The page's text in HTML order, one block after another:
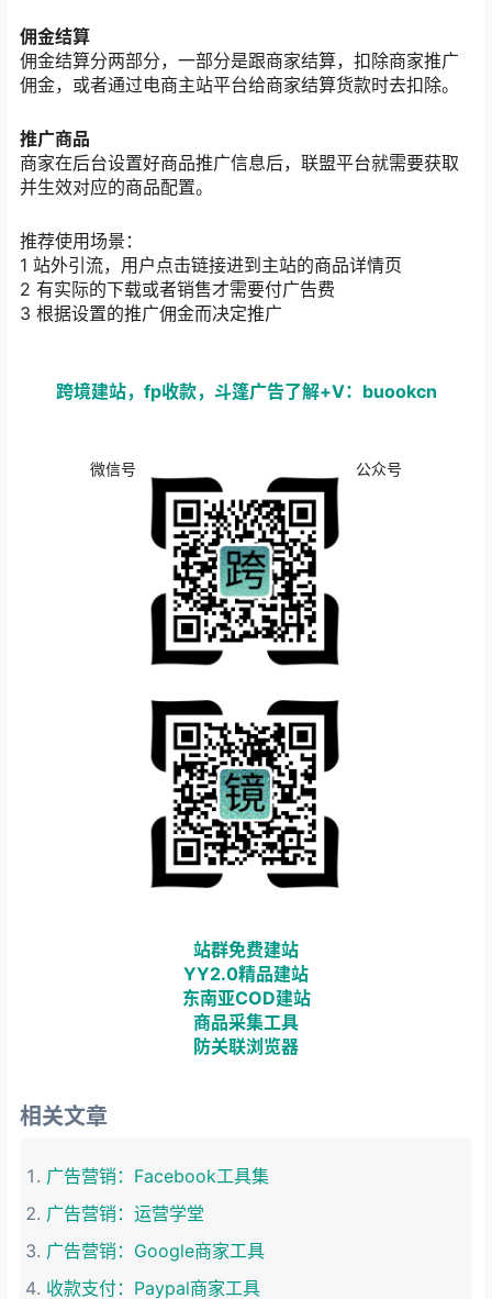
佣金结算
佣金结算分两部分，一部分是跟商家结算，扣除商家推广
佣金，或者通过电商主站平台给商家结算货款时去扣除。
推广商品
商家在后台设置好商品推广信息后，联盟平台就需要获取
并生效对应的商品配置。
推荐使用场景：
1 站外引流，用户点击链接进到主站的商品详情页
2 有实际的下载或者销售才需要付广告费
3 根据设置的推广佣金而决定推广
跨境建站，fp收款，斗篷广告了解+V：buookcn
微信号 公众号
站群免费建站
YY2.0精品建站
东南亚COD建站
商品采集工具
防关联浏览器
相关文章
广告营销：Facebook工具集
广告营销：运营学堂
广告营销：Google商家工具
收款支付：Paypal商家工具